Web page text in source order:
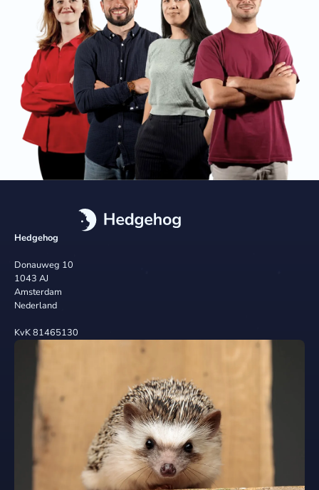
Hedgehog
Donauweg 10
1043 AJ
Amsterdam
Nederland
KvK 81465130